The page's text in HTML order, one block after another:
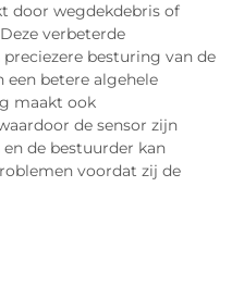
door wegdekdebris of
verbeterde
besturing van de
betere algehele
maakt ook
de sensor zijn
de bestuurder kan
voordat zij de